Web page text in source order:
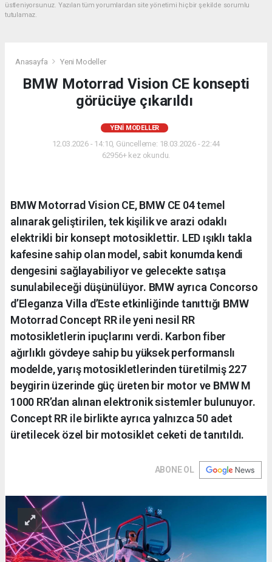
üstleniyorsunuz. Yazılan tüm yorumlardan site yönetimi hiçbir şekilde sorumlu
tutulamaz.
Anasayfa Yeni Modeller
BMW Motorrad Vision CE konsepti
görücüye çıkarıldı
YENI MODELLER
12.03.2026 - 14:10, Güncelleme: 18.03.2026 - 22:44
62956+ kez okundu.
BMW Motorrad Vision CE, BMW CE 04 temel
alınarak geliştirilen, tek kişilik ve arazi odaklı
elektrikli bir konsept motosiklettir. LED ışıklı takla
kafesine sahip olan model, sabit konumda kendi
dengesini sağlayabiliyor ve gelecekte satışa
sunulabileceği düşünülüyor. BMW ayrıca Concorso
d’Eleganza Villa d’Este etkinliğinde tanıttığı BMW
Motorrad Concept RR ile yeni nesil RR
motosikletlerin ipuçlarını verdi. Karbon fiber
ağırlıklı gövdeye sahip bu yüksek performanslı
modelde, yarış motosikletlerinden türetilmiş 227
beygirin üzerinde güç üreten bir motor ve BMW M
1000 RR’dan alınan elektronik sistemler bulunuyor.
Concept RR ile birlikte ayrıca yalnızca 50 adet
üretilecek özel bir motosiklet ceketi de tanıtıldı.
ABONE OL